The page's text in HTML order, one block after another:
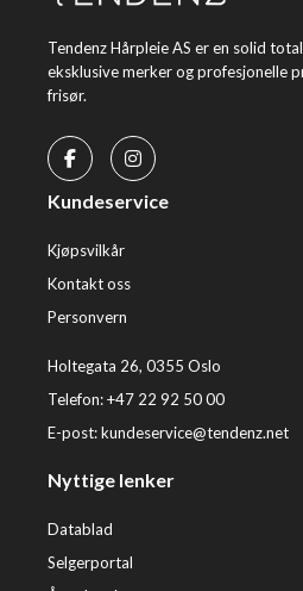
Tendenz Hårpleie AS er en solid
eksklusive merker og profesjonelle
frisør.
Kundeservice
Kjøpsvilkår
Kontakt oss
Personvern
Holtegata 26, 0355 Oslo
Telefon: +47 22 92 50 00
E-post:kundeservice@tendenz.net
Nyttige lenker
Datablad
Selgerportal